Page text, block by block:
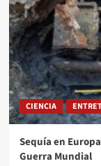
CIENCIA
Sequía en
Guerra Mundial